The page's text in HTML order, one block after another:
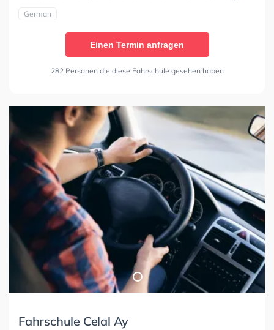
German
Einen Termin anfragen
282 Personen die diese Fahrschule gesehen haben
Fahrschule Celal Ay